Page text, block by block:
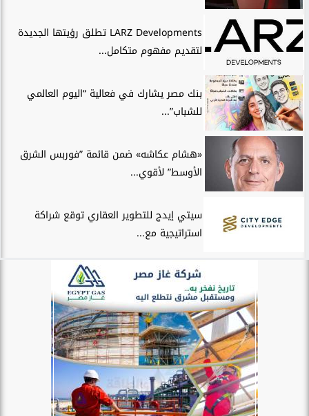
LARZ Developments تطلق رؤيتها الجديدة
لتقديم مفهوم متكامل...
بنك مصر يشارك في فعالية “اليوم العالمي
للشباب”...
«هشام عكاشه» ضمن قائمة ”فوربس الشرق
الأوسط” لأقوي...
سيتي إيدج للتطوير العقاري توقع شراكة
استراتيجية مع...